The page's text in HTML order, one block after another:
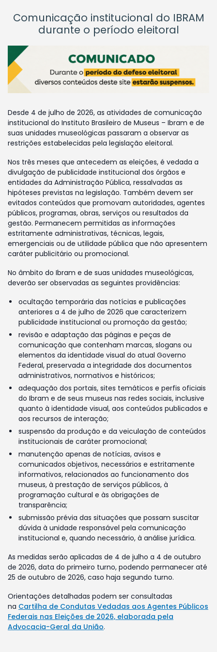
Comunicação institucional do IBRAM
durante o período eleitoral
Desde 4 de julho de 2026, as atividades de comunicação
institucional do Instituto Brasileiro de Museus – Ibram e de
suas unidades museológicas passaram a observar as
restrições estabelecidas pela legislação eleitoral.
Nos três meses que antecedem as eleições, é vedada a
divulgação de publicidade institucional dos órgãos e
entidades da Administração Pública, ressalvadas as
hipóteses previstas na legislação. Também devem ser
evitados conteúdos que promovam autoridades, agentes
públicos, programas, obras, serviços ou resultados da
gestão. Permanecem permitidas as informações
estritamente administrativas, técnicas, legais,
emergenciais ou de utilidade pública que não apresentem
caráter publicitário ou promocional.
No âmbito do Ibram e de suas unidades museológicas,
deverão ser observadas as seguintes providências:
ocultação temporária das notícias e publicações
anteriores a 4 de julho de 2026 que caracterizem
publicidade institucional ou promoção da gestão;
revisão e adaptação das páginas e peças de
comunicação que contenham marcas, slogans ou
elementos da identidade visual do atual Governo
Federal, preservada a integridade dos documentos
administrativos, normativos e históricos;
adequação dos portais, sites temáticos e perfis oficiais
do Ibram e de seus museus nas redes sociais, inclusive
quanto à identidade visual, aos conteúdos publicados e
aos recursos de interação;
suspensão da produção e da veiculação de conteúdos
institucionais de caráter promocional;
manutenção apenas de notícias, avisos e
comunicados objetivos, necessários e estritamente
informativos, relacionados ao funcionamento dos
museus, à prestação de serviços públicos, à
programação cultural e às obrigações de
transparência;
submissão prévia das situações que possam suscitar
dúvida à unidade responsável pela comunicação
institucional e, quando necessário, à análise jurídica.
As medidas serão aplicadas de 4 de julho a 4 de outubro
de 2026, data do primeiro turno, podendo permanecer até
25 de outubro de 2026, caso haja segundo turno.
Orientações detalhadas podem ser consultadas
na Cartilha de Condutas Vedadas aos Agentes Públicos
Federais nas Eleições de 2026, elaborada pela
Advocacia-Geral da União.